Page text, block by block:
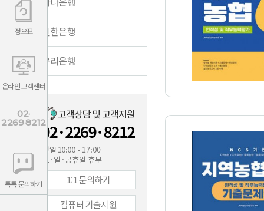
정오표
온라인 고객센터
02·
2269·8212
톡톡 문의하기
신한은행
우리은행
1:1 문의하기
컴퓨터 기술지원